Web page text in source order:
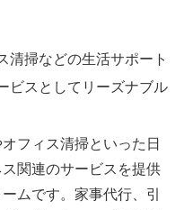
清掃などの生活サポート
ビスとしてリーズナブル
フィス清掃といった日
関連のサービスを提供
ムです。家事代行、引